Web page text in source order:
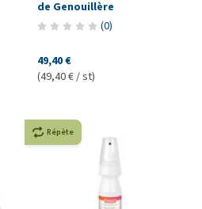
de Genouillère
(0)
49,40 €
(49,40 € / st)
Répète